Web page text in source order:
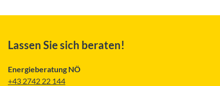
Lassen Sie sich beraten!
Energieberatung NÖ
+43 2742 22 144